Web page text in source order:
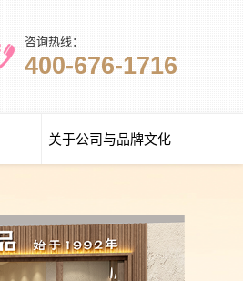
咨询热线：
400-676-1716
关于公司与品牌文化